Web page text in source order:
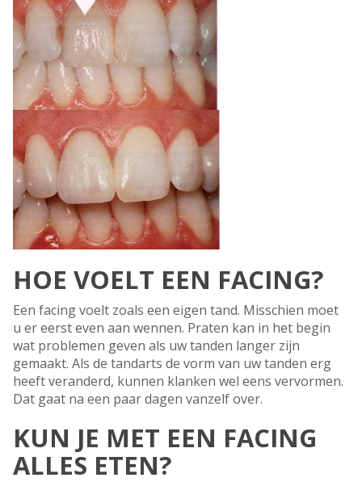
HOE VOELT EEN FACING?
Een facing voelt zoals een eigen tand. Misschien moet
u er eerst even aan wennen. Praten kan in het begin
wat problemen geven als uw tanden langer zijn
gemaakt. Als de tandarts de vorm van uw tanden erg
heeft veranderd, kunnen klanken wel eens vervormen.
Dat gaat na een paar dagen vanzelf over.
KUN JE MET EEN FACING
ALLES ETEN?